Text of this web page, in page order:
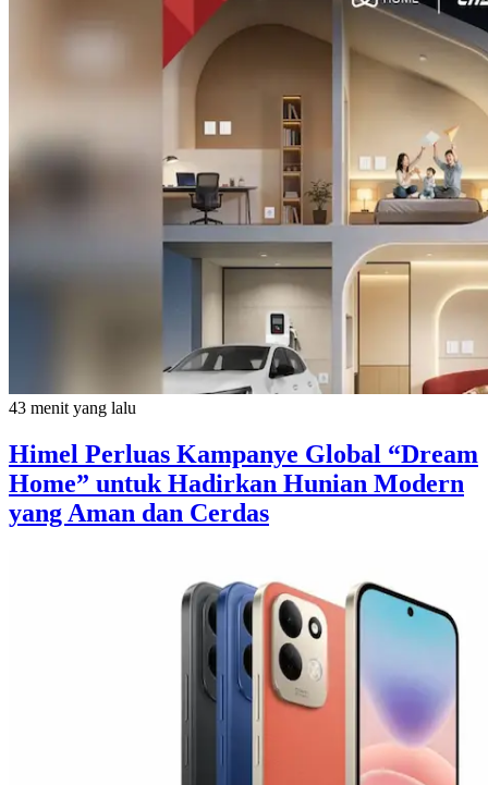
43 menit yang lalu
Himel Perluas Kampanye Global “Dream
Home” untuk Hadirkan Hunian Modern
yang Aman dan Cerdas